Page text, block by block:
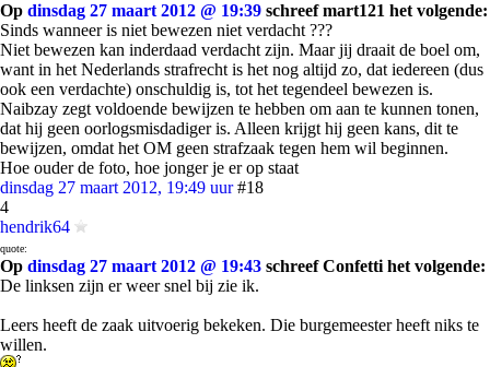
Op dinsdag 27 maart 2012 @ 19:39 schreef mart121 het volgende:
Sinds wanneer is niet bewezen niet verdacht ???
Niet bewezen kan inderdaad verdacht zijn. Maar jij draait de boel om,
want in het Nederlands strafrecht is het nog altijd zo, dat iedereen (dus
ook een verdachte) onschuldig is, tot het tegendeel bewezen is.
Naibzay zegt voldoende bewijzen te hebben om aan te kunnen tonen,
dat hij geen oorlogsmisdadiger is. Alleen krijgt hij geen kans, dit te
bewijzen, omdat het OM geen strafzaak tegen hem wil beginnen.
Hoe ouder de foto, hoe jonger je er op staat
dinsdag 27 maart 2012, 19:49 uur #18
4
hendrik64
quote:
Op dinsdag 27 maart 2012 @ 19:43 schreef Confetti het volgende:
De linksen zijn er weer snel bij zie ik.
Leers heeft de zaak uitvoerig bekeken. Die burgemeester heeft niks te
willen.